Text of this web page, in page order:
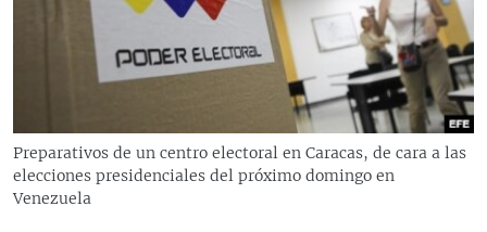
RADIO MARTÍ
ESPECIALES
LA REALIDAD DE LA VIVIENDA EN CUBA
SER VIEJO EN CUBA
EDITORIALES
SÍGUENOS
Preparativos de un centro electoral en Caracas, de cara a las
elecciones presidenciales del próximo domingo en
Venezuela